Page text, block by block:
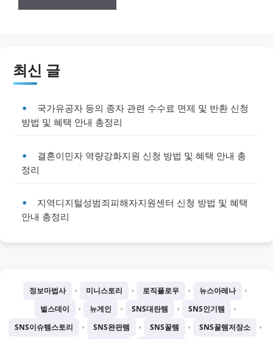
최신 글
국가유공자 등의 종자 관련 수수료 면제 및 반환 신청
방법 및 혜택 안내 총정리
결혼이민자 역량강화지원 신청 방법 및 혜택 안내 총
정리
지역디지털성범죄피해자지원센터 신청 방법 및 혜택
안내 총정리
정보마법사 • 미니스토리 • 로직플로우 • 뉴스아레나 •
벌스데이 • 뉴게인 • SNS대란템 • SNS인기템 •
SNS이슈템스토리 • SNS완판템 • SNS꿀템 • SNS꿀템저장소 •